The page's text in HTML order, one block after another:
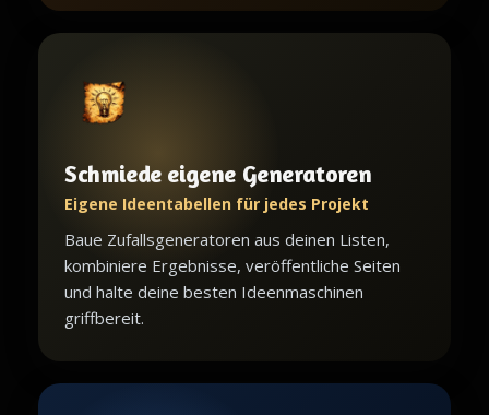
Schmiede eigene Generatoren
Eigene Ideentabellen für jedes Projekt
Baue Zufallsgeneratoren aus deinen Listen,
kombiniere Ergebnisse, veröffentliche Seiten
und halte deine besten Ideenmaschinen
griffbereit.